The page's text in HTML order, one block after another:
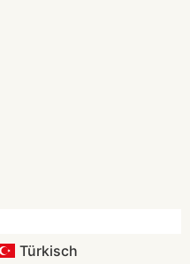
Türkisch